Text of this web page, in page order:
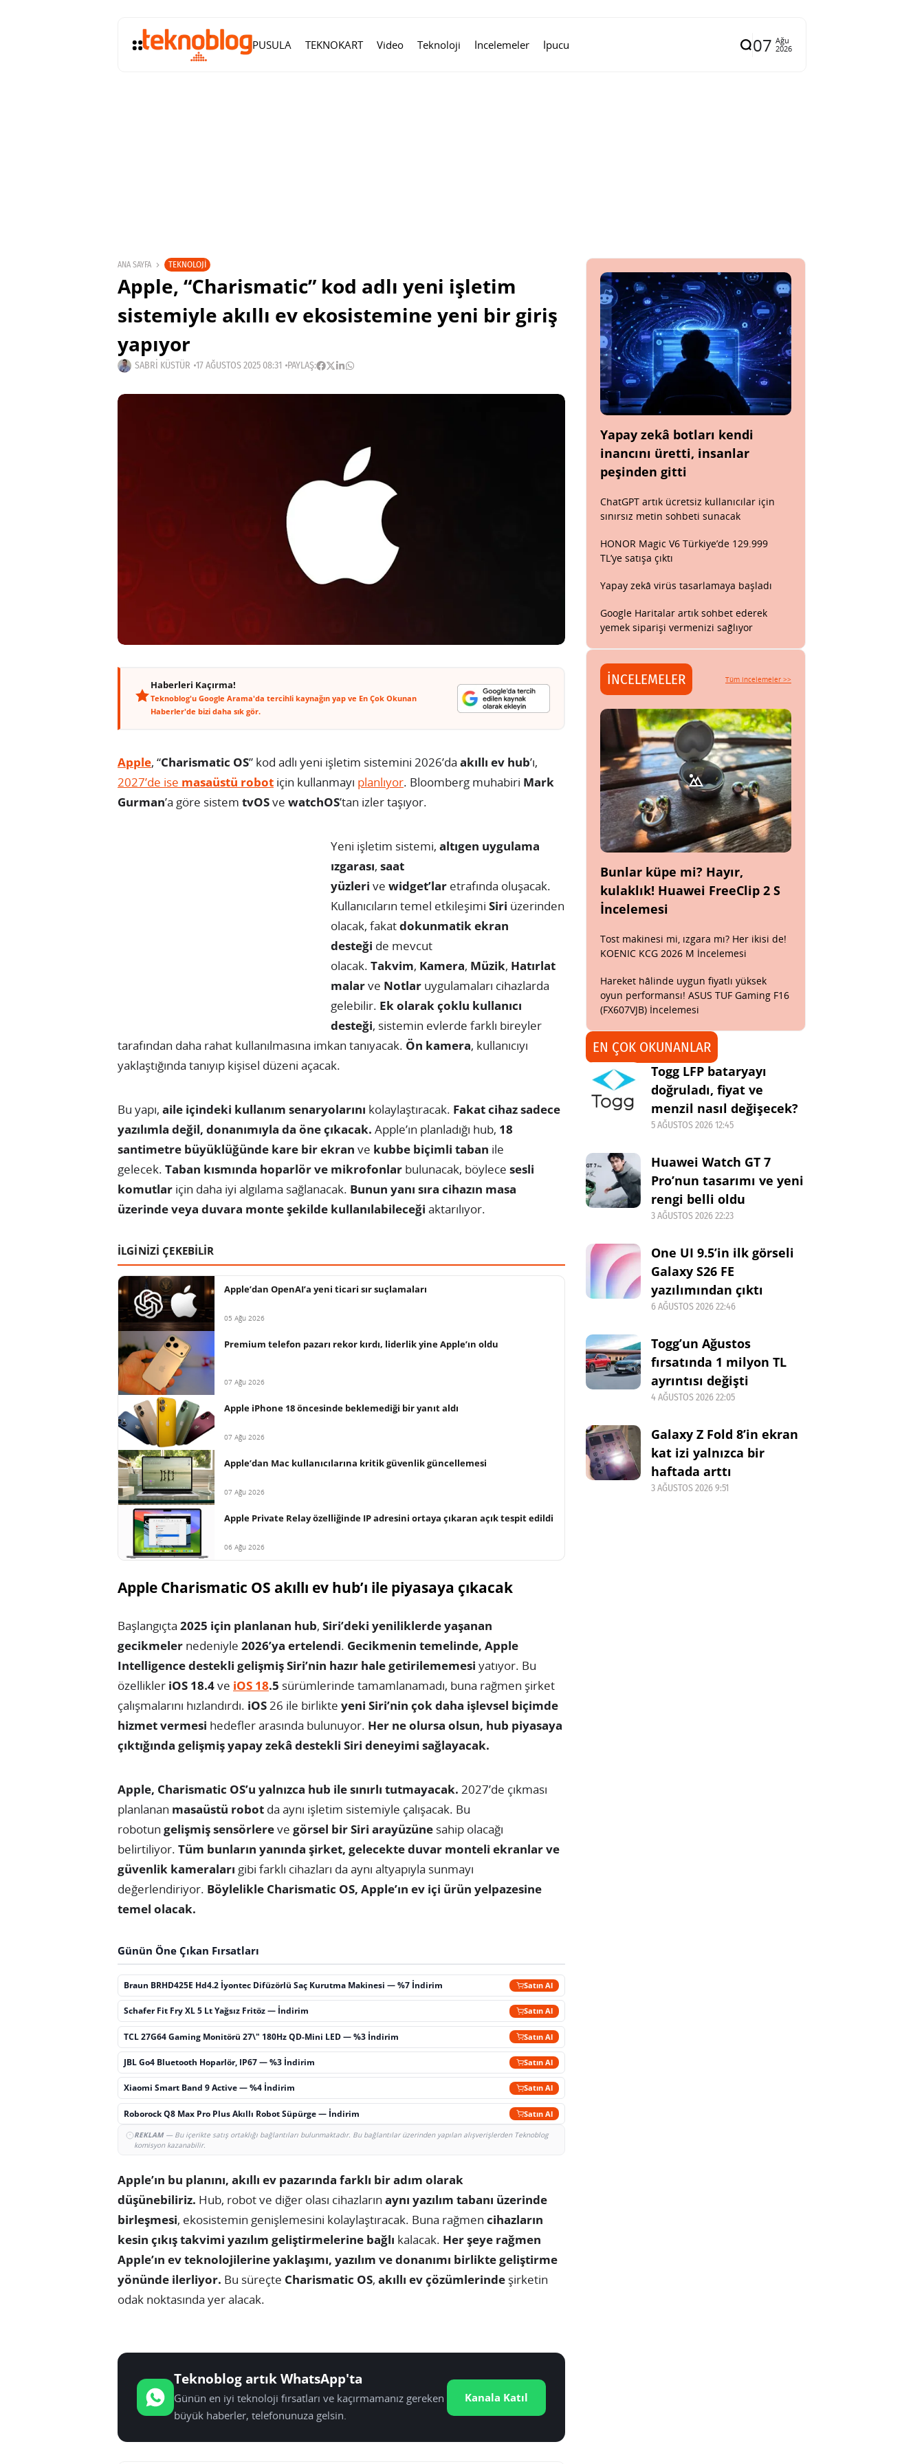
PUSULA TEKNOKART Video Teknoloji İncelemeler İpucu 07 Ağu
2026
ANA SAYFA TEKNOLOJI
Apple, “Charismatic” kod adlı yeni işletim
sistemiyle akıllı ev ekosistemine yeni bir giriş
yapıyor
SABRI KÜSTÜR 17 AĞUSTOS 2025 08:31 PAYLAŞ:
Haberleri Kaçırma!
Teknoblog'u Google Arama'da tercihli kaynağın yap ve En Çok Okunan
Haberler'de bizi daha sık gör.
Apple, “Charismatic OS” kod adlı yeni işletim sistemini 2026’da akıllı ev hub’ı,
2027’de ise masaüstü robot için kullanmayı planlıyor. Bloomberg muhabiri Mark
Gurman’a göre sistem tvOSve watchOS’tan izler taşıyor.
Yeni işletim sistemi, altıgen uygulama
ızgarası, saat
yüzleri ve widget’lar etrafında oluşacak.
Kullanıcıların temel etkileşimi Siri üzerinden
olacak, fakatdokunmatik ekran
desteği de mevcut
olacak. Takvim, Kamera, Müzik, Hatırlat
malarve Notlar uygulamaları cihazlarda
gelebilir. Ek olarak çoklu kullanıcı
desteği, sistemin evlerde farklı bireyler
tarafından daha rahat kullanılmasına imkan tanıyacak. Ön kamera, kullanıcıyı
yaklaştığında tanıyıp kişisel düzeni açacak.
Bu yapı, aile içindeki kullanım senaryolarını kolaylaştıracak. Fakat cihaz sadece
yazılımla değil, donanımıyla da öne çıkacak. Apple’ın planladığı hub, 18
santimetre büyüklüğünde kare bir ekran ve kubbe biçimli taban ile
gelecek. Taban kısmında hoparlör ve mikrofonlar bulunacak, böylece sesli
komutlar için daha iyi algılama sağlanacak. Bunun yanı sıra cihazın masa
üzerinde veya duvara monte şekilde kullanılabileceği aktarılıyor.
İLGİNİZİ ÇEKEBİLİR
Apple’dan OpenAI’a yeni ticari sır suçlamaları
05 Ağu 2026
Premium telefon pazarı rekor kırdı, liderlik yine Apple’ın oldu
07 Ağu 2026
Apple iPhone 18 öncesinde beklemediği bir yanıt aldı
07 Ağu 2026
Apple’dan Mac kullanıcılarına kritik güvenlik güncellemesi
07 Ağu 2026
Apple Private Relay özelliğinde IP adresini ortaya çıkaran açık tespit edildi
06 Ağu 2026
Apple Charismatic OS akıllı ev hub’ı ile piyasaya çıkacak
Başlangıçta 2025 için planlanan hub, Siri’deki yeniliklerde yaşanan
gecikmeler nedeniyle 2026’ya ertelendi. Gecikmenin temelinde, Apple
Intelligence destekli gelişmiş Siri’nin hazır hale getirilememesi yatıyor. Bu
özellikler iOS 18.4ve iOS 18.5 sürümlerinde tamamlanamadı, buna rağmen şirket
çalışmalarını hızlandırdı. iOS26 ile birlikte yeni Siri’nin çok daha işlevsel biçimde
hizmet vermesi hedefler arasında bulunuyor. Her ne olursa olsun, hub piyasaya
çıktığında gelişmiş yapay zekâ destekli Siri deneyimi sağlayacak.
Apple, Charismatic OS’u yalnızca hub ile sınırlı tutmayacak. 2027’de çıkması
planlanan masaüstü robot da aynı işletim sistemiyle çalışacak. Bu
robotun gelişmiş sensörlereve görsel bir Siri arayüzüne sahip olacağı
belirtiliyor. Tüm bunların yanında şirket, gelecekte duvar monteli ekranlar ve
güvenlik kameraları gibi farklı cihazları da aynı altyapıyla sunmayı
değerlendiriyor. Böylelikle Charismatic OS, Apple’ın ev içi ürün yelpazesine
temel olacak.
Günün Öne Çıkan Fırsatları
Braun BRHD425E Hd4.2 İyontec Difüzörlü Saç Kurutma Makinesi — %7 İndirim Satın Al
Schafer Fit Fry XL 5 Lt Yağsız Fritöz — İndirim Satın Al
TCL 27G64 Gaming Monitörü 27\" 180Hz QD-Mini LED — %3 İndirim Satın Al
JBL Go4 Bluetooth Hoparlör, IP67 — %3 İndirim Satın Al
Xiaomi Smart Band 9 Active — %4 İndirim Satın Al
Roborock Q8 Max Pro Plus Akıllı Robot Süpürge — İndirim Satın Al
REKLAM— Bu içerikte satış ortaklığı bağlantıları bulunmaktadır. Bu bağlantılar üzerinden yapılan alışverişlerden Teknoblog
komisyon kazanabilir.
Apple’ın bu planını, akıllı ev pazarında farklı bir adım olarak
düşünebiliriz. Hub, robot ve diğer olası cihazların aynı yazılım tabanı üzerinde
birleşmesi, ekosistemin genişlemesini kolaylaştıracak. Buna rağmen cihazların
kesin çıkış takvimi yazılım geliştirmelerine bağlı kalacak. Her şeye rağmen
Apple’ın ev teknolojilerine yaklaşımı, yazılım ve donanımı birlikte geliştirme
yönünde ilerliyor. Bu süreçte Charismatic OS, akıllı ev çözümlerinde şirketin
odak noktasında yer alacak.
Teknoblog artık WhatsApp'ta
Günün en iyi teknoloji fırsatları ve kaçırmamanız gereken
büyük haberler, telefonunuza gelsin.
Kanala Katıl
Yapay zekâ botları kendi
inancını üretti, insanlar
peşinden gitti
ChatGPT artık ücretsiz kullanıcılar için
sınırsız metin sohbeti sunacak
HONOR Magic V6 Türkiye’de 129.999
TL’ye satışa çıktı
Yapay zekâ virüs tasarlamaya başladı
Google Haritalar artık sohbet ederek
yemek siparişi vermenizi sağlıyor
İNCELEMELER Tüm incelemeler >>
Bunlar küpe mi? Hayır,
kulaklık! Huawei FreeClip 2 S
İncelemesi
Tost makinesi mi, ızgara mı? Her ikisi de!
KOENIC KCG 2026 M İncelemesi
Hareket hâlinde uygun fiyatlı yüksek
oyun performansı! ASUS TUF Gaming F16
(FX607VJB) İncelemesi
EN ÇOK OKUNANLAR
Togg LFP bataryayı
doğruladı, fiyat ve
menzil nasıl değişecek?
5 AĞUSTOS 2026 12:45
Huawei Watch GT 7
Pro’nun tasarımı ve yeni
rengi belli oldu
3 AĞUSTOS 2026 22:23
One UI 9.5’in ilk görseli
Galaxy S26 FE
yazılımından çıktı
6 AĞUSTOS 2026 22:46
Togg’un Ağustos
fırsatında 1 milyon TL
ayrıntısı değişti
4 AĞUSTOS 2026 22:05
Galaxy Z Fold 8’in ekran
kat izi yalnızca bir
haftada arttı
3 AĞUSTOS 2026 9:51